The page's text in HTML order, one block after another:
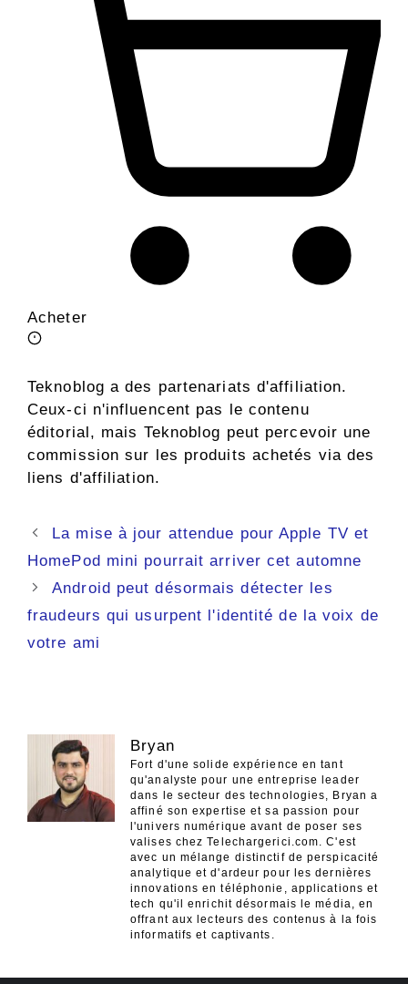
Acheter
Teknoblog a des partenariats d'affiliation.
Ceux-ci n'influencent pas le contenu
éditorial, mais Teknoblog peut percevoir une
commission sur les produits achetés via des
liens d'affiliation.
Navigation
des
La mise à jour attendue pour Apple TV et
HomePod mini pourrait arriver cet automne
Android peut désormais détecter les
fraudeurs qui usurpent l'identité de la voix de
votre ami
Bryan
Fort d'une solide expérience en tant
qu'analyste pour une entreprise leader
dans le secteur des technologies, Bryan a
affiné son expertise et sa passion pour
l'univers numérique avant de poser ses
valises chez Telechargerici.com. C'est
avec un mélange distinctif de perspicacité
analytique et d'ardeur pour les dernières
innovations en téléphonie, applications et
tech qu'il enrichit désormais le média, en
offrant aux lecteurs des contenus à la fois
informatifs et captivants.